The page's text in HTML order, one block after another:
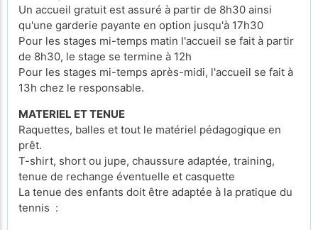
Un accueil gratuit est assuré à partir de 8h30 ainsi
qu'une garderie payante en option jusqu'à 17h30
Pour les stages mi-temps matin l'accueil se fait à partir
de 8h30, le stage se termine à 12h
Pour les stages mi-temps après-midi, l'accueil se fait à
13h chez le responsable.
MATERIEL ET TENUE
Raquettes, balles et tout le matériel pédagogique en
prêt.
T-shirt, short ou jupe, chaussure adaptée, training,
tenue de rechange éventuelle et casquette
La tenue des enfants doit être adaptée à la pratique du
tennis :